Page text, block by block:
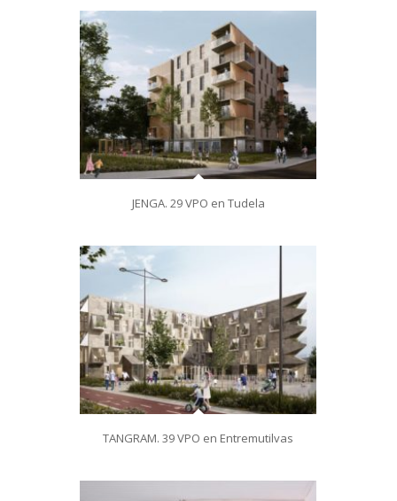
JENGA. 29 VPO en Tudela
TANGRAM. 39 VPO en Entremutilvas